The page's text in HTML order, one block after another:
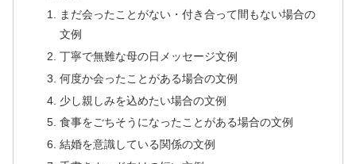
まだ会ったことがない・付き合って間もない場合の
文例
丁寧で無難な母の日メッセージ文例
何度か会ったことがある場合の文例
少し親しみを込めたい場合の文例
食事をごちそうになったことがある場合の文例
結婚を意識している関係の文例